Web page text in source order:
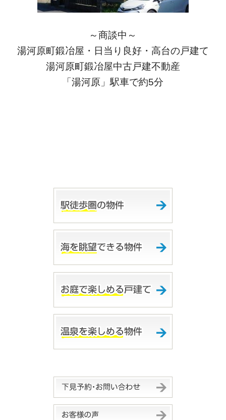
～商談中～
湯河原町鍛冶屋・日当り良好・高台の戸建て
湯河原町鍛冶屋中古戸建不動産
「湯河原」駅車で約5分